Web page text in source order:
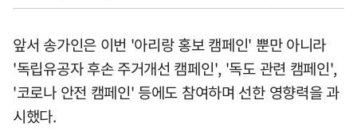
앞서 송가인은 이번 '아리랑 홍보 캠페인' 뿐만 아니라
'독립유공자 후손 주거개선 캠페인', '독도 관련 캠페인',
'코로나 안전 캠페인' 등에도 참여하며 선한 영향력을 과
시했다.